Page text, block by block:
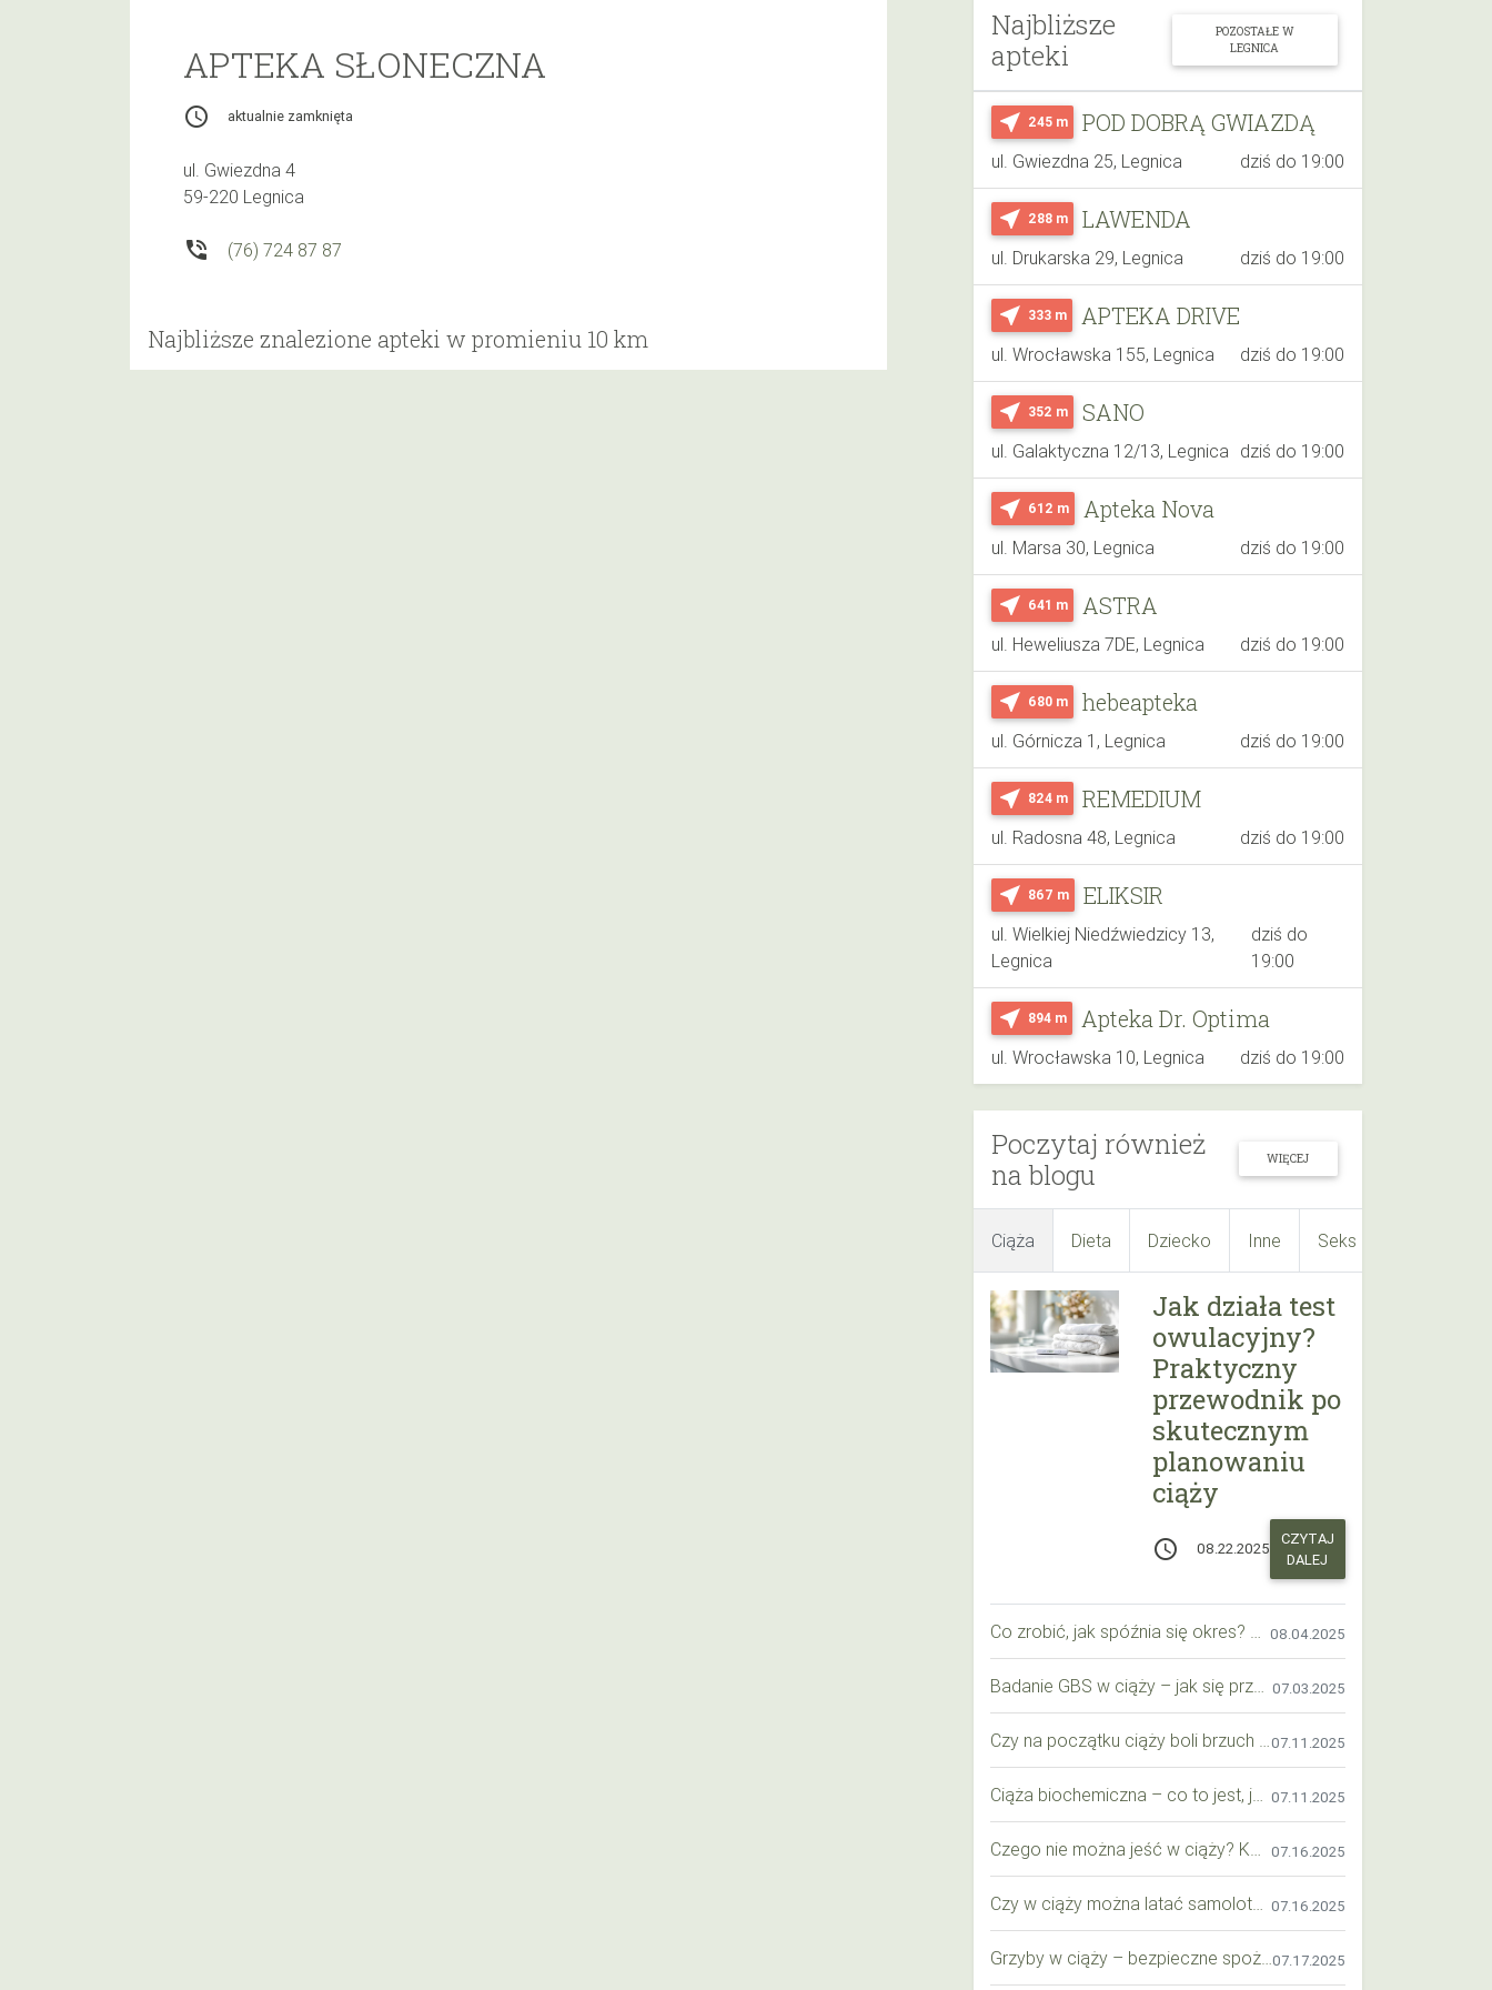
Najbliższe
apteki
POZOSTAŁE W
LEGNICA
near_me 245 m POD DOBRĄ GWIAZDĄ
ul. Gwiezdna 25, Legnica dziś do 19:00
near_me 288 m LAWENDA
ul. Drukarska 29, Legnica dziś do 19:00
near_me 333 m APTEKA DRIVE
ul. Wrocławska 155, Legnica dziś do 19:00
near_me 352 m SANO
ul. Galaktyczna 12/13, Legnica dziś do 19:00
near_me 612 m Apteka Nova
ul. Marsa 30, Legnica dziś do 19:00
near_me 641 m ASTRA
ul. Heweliusza 7DE, Legnica dziś do 19:00
near_me 680 m hebeapteka
ul. Górnicza 1, Legnica dziś do 19:00
near_me 824 m REMEDIUM
ul. Radosna 48, Legnica dziś do 19:00
near_me 867 m ELIKSIR
ul. Wielkiej Niedźwiedzicy 13,
Legnica
dziś do
19:00
near_me 894 m Apteka Dr. Optima
ul. Wrocławska 10, Legnica dziś do 19:00
Poczytaj również
na blogu
WIĘCEJ
Ciąża Dieta Dziecko Inne Seks
Jak działa test
owulacyjny?
Praktyczny
przewodnik po
skutecznym
planowaniu
ciąży
access_time 08.22.2025
CZYTAJ
DALEJ
08.04.2025
07.03.2025
07.11.2025
07.11.2025
07.16.2025
07.16.2025
07.17.2025
APTEKA SŁONECZNA
access_time aktualnie zamknięta
ul. Gwiezdna 4
59-220 Legnica
phone_in_talk (76) 724 87 87
Najbliższe znalezione apteki w promieniu 10 km